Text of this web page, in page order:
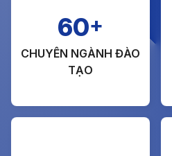
60+
CHUYÊN NGÀNH ĐÀO
TẠO